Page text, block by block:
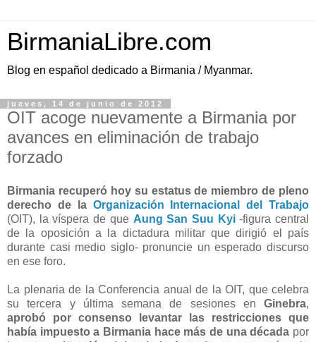
BirmaniaLibre.com
Blog en español dedicado a Birmania / Myanmar.
jueves, 14 de junio de 2012
OIT acoge nuevamente a Birmania por
avances en eliminación de trabajo
forzado
Birmania recuperó hoy su estatus de miembro de pleno
derecho de la Organización Internacional del Trabajo
(OIT), la víspera de que Aung San Suu Kyi-figura central
de la oposición a la dictadura militar que dirigió el país
durante casi medio siglo- pronuncie un esperado discurso
en ese foro.
La plenaria de la Conferencia anual de la OIT, que celebra
su tercera y última semana de sesiones en Ginebra,
aprobó por consenso levantar las restricciones que
había impuesto a Birmania hace más de una década por